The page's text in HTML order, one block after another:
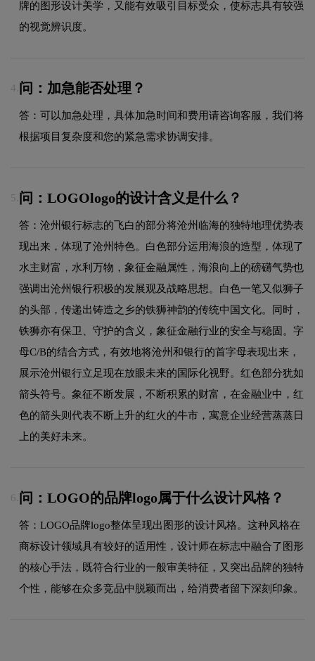
牌的图形设计美学，又能有效吸引目标受众，使标志具有较强
的视觉辨识度。
4. 问：加急能否处理？
答：可以加急处理，具体加急时间和费用请咨询客服，我们将
根据项目复杂度和您的紧急需求协调安排。
5. 问：LOGOlogo的设计含义是什么？
答：沧州银行标志的飞白的部分将沧州临海的独特地理优势表
现出来，体现了沧州特色。白色部分运用海浪的造型，体现了
水主财富，水利万物，象征金融属性，海浪向上的磅礴气势也
强调出沧州银行积极的发展观及战略思想。白色一笔又似狮子
的头部，传递出铸造之乡的铁狮神韵的传统中国文化。同时，
铁狮亦有保卫、守护的含义，象征金融行业的安全与稳固。字
母C/B的结合方式，有效地将沧州和银行的首字母表现出来，
展示沧州银行立足现在放眼未来的国际化视野。红色部分犹如
箭头符号。象征不断发展，不断积累的财富，在金融业中，红
色的箭头则代表不断上升的红火的牛市，寓意企业经营蒸蒸日
上的美好未来。
6. 问：LOGO的品牌logo属于什么设计风格？
答：LOGO品牌logo整体呈现出图形的设计风格。这种风格在
商标设计领域具有较好的适用性，设计师在标志中融合了图形
的核心手法，既符合行业的一般审美特征，又突出品牌的独特
个性，能够在众多竞品中脱颖而出，给消费者留下深刻印象。